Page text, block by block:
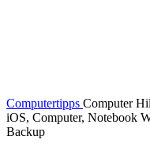
Computertipps Computer
iOS, Computer, Notebook
Backup